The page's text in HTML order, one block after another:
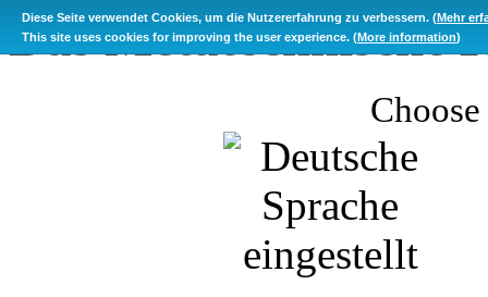
Das Metatechnische
Diese Seite verwendet Cookies, um die Nutzererfahrung zu verbessern. (Mehr
This site uses cookies for improving the user experience. (More information)